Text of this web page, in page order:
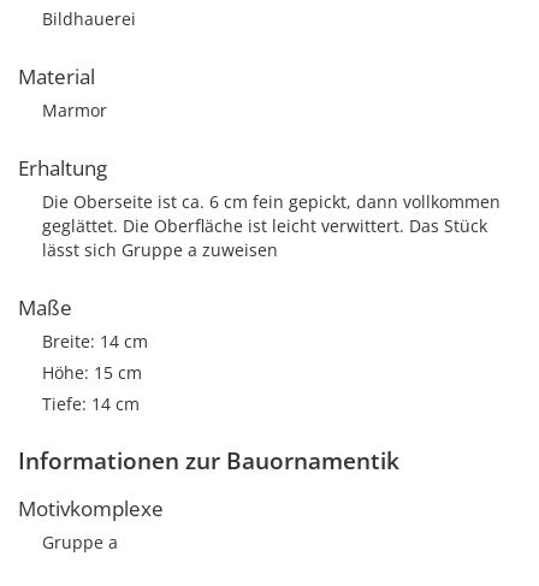
Bildhauerei
Material
Marmor
Erhaltung
Die Oberseite ist ca. 6 cm fein gepickt, dann vollkommen
geglättet. Die Oberfläche ist leicht verwittert. Das Stück
lässt sich Gruppe a zuweisen
Maße
Breite: 14 cm
Höhe: 15 cm
Tiefe: 14 cm
Informationen zur Bauornamentik
Motivkomplexe
Gruppe a